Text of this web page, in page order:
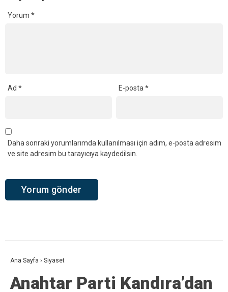
Yorum *
Ad * E-posta*
Daha sonraki yorumlarımda kullanılması için adım, e-posta adresim
ve site adresim bu tarayıcıya kaydedilsin.
Ana Sayfa › Siyaset
Anahtar Parti Kandıra’dan